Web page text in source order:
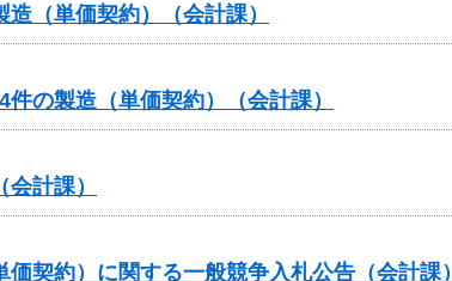
（単価契約）（会計課）
の製造（単価契約）（会計課）
計課）
契約）に関する一般競争入札公告（会計課）